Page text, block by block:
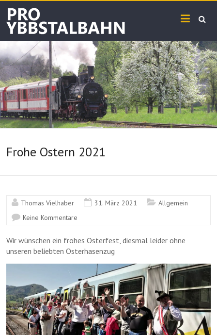
content
PRO
YBBSTALBAHN
Frohe Ostern 2021
Thomas Vielhaber 31. März 2021
Allgemein
Keine Kommentare
Wir wünschen ein frohes Osterfest, diesmal leider ohne
unseren beliebten Osterhasenzug